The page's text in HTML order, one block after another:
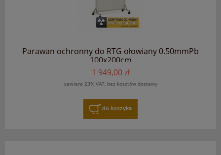
Parawan ochronny do RTG ołowiany 0.50mmPb
100x200cm
1 949,00 zł
zawiera 23% VAT, bez kosztów dostawy
do koszyka